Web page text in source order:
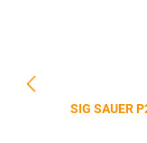
SIG SAUER